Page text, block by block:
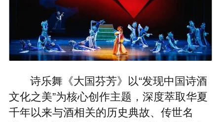
诗乐舞《大国芬芳》以“发现中国诗酒
文化之美”为核心创作主题，深度萃取华夏
千年以来与酒相关的历史典故、传世名